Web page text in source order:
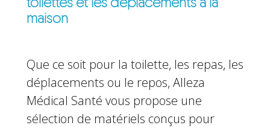
maison
Que ce soit pour la toilette, les repas, les
déplacements ou le repos, Alleza
Médical Santé vous propose une
sélection de matériels conçus pour